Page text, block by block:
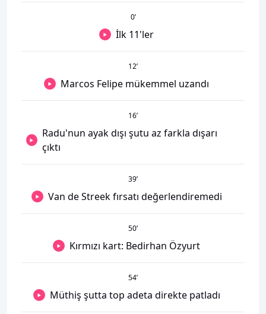
0’
İlk 11'ler
12’
Marcos Felipe mükemmel uzandı
16’
Radu'nun ayak dışı şutu az farkla dışarı
çıktı
39’
Van de Streek fırsatı değerlendiremedi
50’
Kırmızı kart: Bedirhan Özyurt
54’
Müthiş şutta top adeta direkte patladı